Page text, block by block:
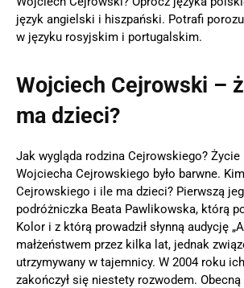
język angielski i hiszpański. Potrafi
w języku rosyjskim i portugalskim.
Wojciech Cejrowski –
ma dzieci?
Jak wygląda rodzina Cejrowskiego? Życie
Wojciecha Cejrowskiego było barwne.
Cejrowskiego i ile ma dzieci? Pierwszą
podróżniczka Beata Pawlikowska, którą
Kolor i z którą prowadził słynną audycję
małżeństwem przez kilka lat, jednak
utrzymywany w tajemnicy. W 2004 roku
zakończył się niestety rozwodem. Obecną